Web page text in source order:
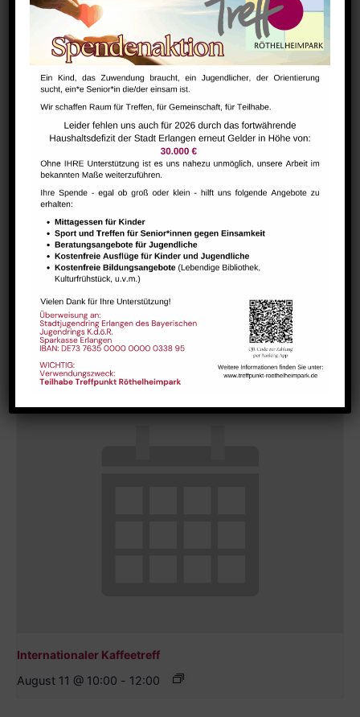
August 9 @ 10:00
Hausaufgabenbetreuung (nicht während der Ferien)
August 10 @ 13:30 - 15:00
Internationaler Kaffeetreff
August 11 @ 10:00 - 12:00